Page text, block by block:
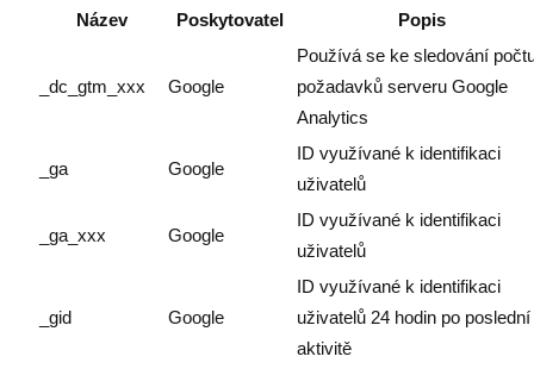
Název Poskytovatel Popis
_dc_gtm_xxx Google
Používá se ke sledování
požadavků serveru Google
Analytics
_ga Google
ID využívané k identifikaci
uživatelů
_ga_xxx Google
ID využívané k identifikaci
uživatelů
_gid Google
ID využívané k identifikaci
uživatelů 24 hodin po poslední
aktivitě